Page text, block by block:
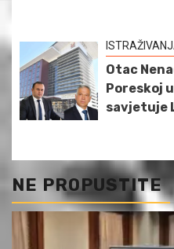
Otac
Poreskoj
savjetuje
NE PROPUSTITE